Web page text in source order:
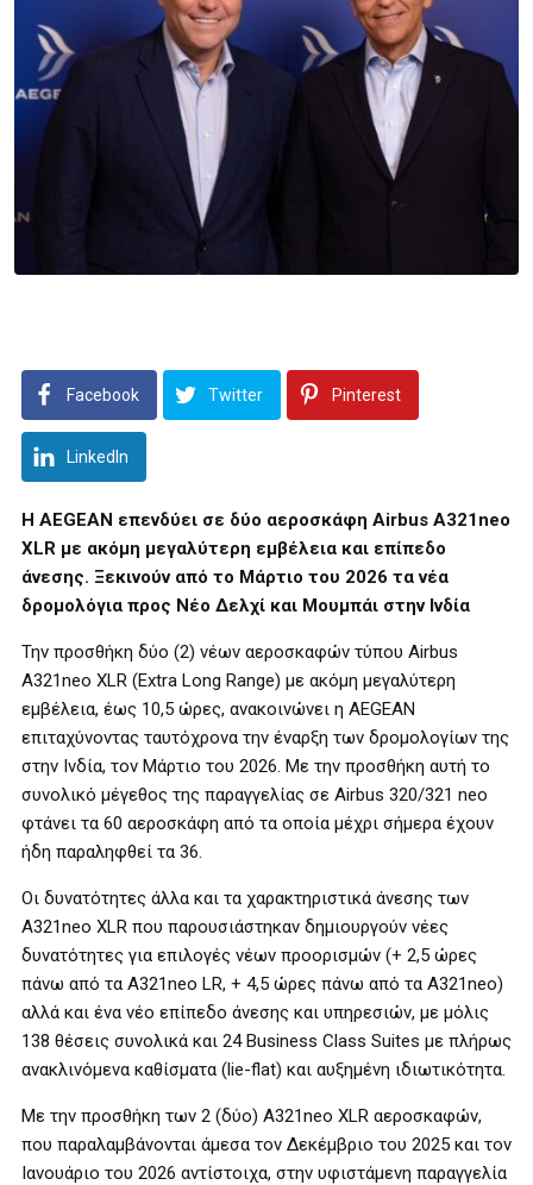
Facebook Twitter Pinterest
LinkedIn
Η AEGEAN επενδύει σε δύο αεροσκάφη Airbus Α321neo
XLR με ακόμη μεγαλύτερη εμβέλεια και επίπεδο
άνεσης. Ξεκινούν από το Μάρτιο του 2026 τα νέα
δρομολόγια προς Νέο Δελχί και Μουμπάι στην Ινδία
Την προσθήκη δύο (2) νέων αεροσκαφών τύπου Airbus
Α321neo XLR (Extra Long Range) με ακόμη μεγαλύτερη
εμβέλεια, έως 10,5 ώρες, ανακοινώνει η AEGEAN
επιταχύνοντας ταυτόχρονα την έναρξη των δρομολογίων της
στην Ινδία, τον Μάρτιο του 2026. Με την προσθήκη αυτή το
συνολικό μέγεθος της παραγγελίας σε Airbus 320/321 neo
φτάνει τα 60 αεροσκάφη από τα οποία μέχρι σήμερα έχουν
ήδη παραληφθεί τα 36.
Οι δυνατότητες άλλα και τα χαρακτηριστικά άνεσης των
Α321neo XLR που παρουσιάστηκαν δημιουργούν νέες
δυνατότητες για επιλογές νέων προορισμών (+ 2,5 ώρες
πάνω από τα Α321neo LR, + 4,5 ώρες πάνω από τα Α321neo)
αλλά και ένα νέο επίπεδο άνεσης και υπηρεσιών, με μόλις
138 θέσεις συνολικά και 24 Business Class Suites με πλήρως
ανακλινόμενα καθίσματα (lie-flat) και αυξημένη ιδιωτικότητα.
Με την προσθήκη των 2 (δύο) Α321neo XLR αεροσκαφών,
που παραλαμβάνονται άμεσα τον Δεκέμβριο του 2025 και τον
Ιανουάριο του 2026 αντίστοιχα, στην υφιστάμενη παραγγελία